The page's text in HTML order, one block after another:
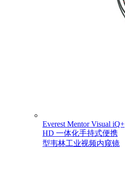
Everest Mentor Visual iQ+
HD 一体化手持式便携
型韦林工业视频内窥镜